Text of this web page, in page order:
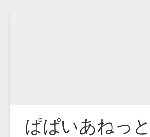
ぱぱいあねっと